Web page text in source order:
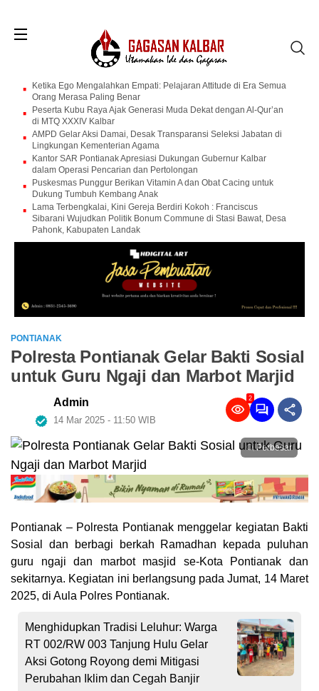
Ketika Ego Mengalahkan Empati: Pelajaran Attitude di Era Semua
Orang Merasa Paling Benar
Peserta Kubu Raya Ajak Generasi Muda Dekat dengan Al-Qur’an
di MTQ XXXIV Kalbar
AMPD Gelar Aksi Damai, Desak Transparansi Seleksi Jabatan di
Lingkungan Kementerian Agama
Kantor SAR Pontianak Apresiasi Dukungan Gubernur Kalbar
dalam Operasi Pencarian dan Pertolongan
Puskesmas Punggur Berikan Vitamin A dan Obat Cacing untuk
Dukung Tumbuh Kembang Anak
Lama Terbengkalai, Kini Gereja Berdiri Kokoh : Franciscus
Sibarani Wujudkan Politik Bonum Commune di Stasi Bawat, Desa
Pahonk, Kabupaten Landak
PONTIANAK
Polresta Pontianak Gelar Bakti Sosial
untuk Guru Ngaji dan Marbot Marjid
Admin
14 Mar 2025 - 11:50 WIB
2
Perbesar
Pontianak – Polresta Pontianak menggelar kegiatan Bakti
Sosial dan berbagi berkah Ramadhan kepada puluhan
guru ngaji dan marbot masjid se-Kota Pontianak dan
sekitarnya. Kegiatan ini berlangsung pada Jumat, 14 Maret
2025, di Aula Polres Pontianak.
Menghidupkan Tradisi Leluhur: Warga
RT 002/RW 003 Tanjung Hulu Gelar
Aksi Gotong Royong demi Mitigasi
Perubahan Iklim dan Cegah Banjir